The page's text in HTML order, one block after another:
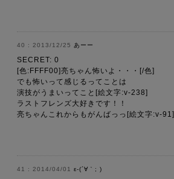
2013/12/25 あーー
SECRET: 0
[色:FFFF00]亮ちゃん怖いよ・・・[/色]
でも怖いって感じるってことは
演技がうまいってこと[絵文字:v-238]
ラストフレンズ大好きです！！
亮ちゃんこれからもがんばっっ[絵文字:v-91]
2014/04/01 ε-(´∀｀; )